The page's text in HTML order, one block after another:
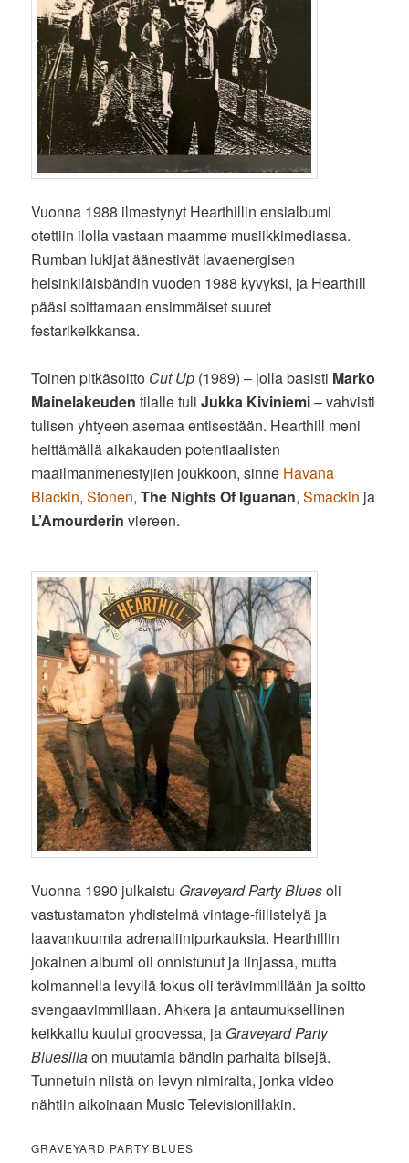
Vuonna 1988 ilmestynyt Hearthillin ensialbumi
otettiin ilolla vastaan maamme musiikkimediassa.
Rumban lukijat äänestivät lavaenergisen
helsinkiläisbändin vuoden 1988 kyvyksi, ja Hearthill
pääsi soittamaan ensimmäiset suuret
festarikeikkansa.
Toinen pitkäsoitto Cut Up (1989) – jolla basisti Marko
Mainelakeuden tilalle tuliJukka Kiviniemi– vahvisti
tulisen yhtyeen asemaa entisestään. Hearthill meni
heittämällä aikakauden potentiaalisten
maailmanmenestyjien joukkoon, sinne Havana
Blackin,Stonen,The Nights Of Iguanan,Smackin ja
L’Amourderin viereen.
Vuonna 1990 julkaistu Graveyard Party Bluesoli
vastustamaton yhdistelmä vintage-fiilistelyä ja
laavankuumia adrenaliinipurkauksia. Hearthillin
jokainen albumi oli onnistunut ja linjassa, mutta
kolmannella levyllä fokus oli terävimmillään ja soitto
svengaavimmillaan. Ahkera ja antaumuksellinen
keikkailu kuului groovessa, ja Graveyard Party
Bluesillaon muutamia bändin parhaita biisejä.
Tunnetuin niistä on levyn nimiraita, jonka video
nähtiin aikoinaan Music Televisionillakin.
GRAVEYARD PARTY BLUES